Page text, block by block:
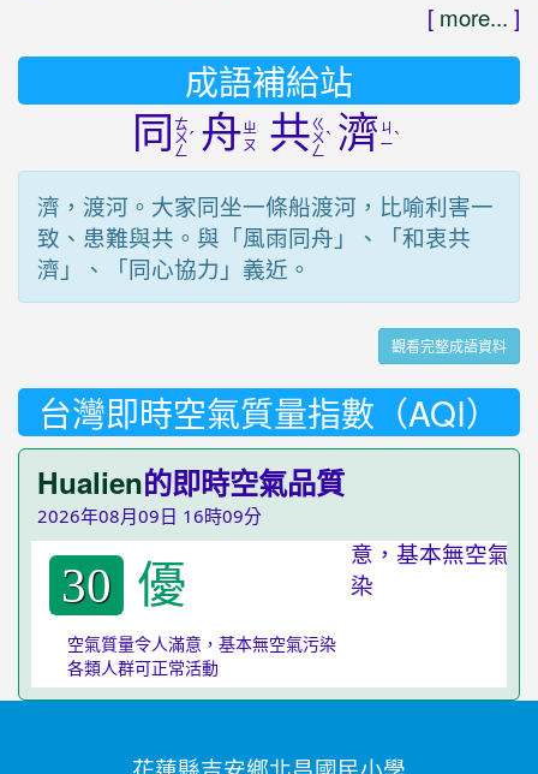
[ more... ]
成語補給站
同 ㄊ
ㄨ
ㄥ
ˊ 舟ㄓ
ㄡ
共ㄍ
ㄨ
ㄥ
ˋ 濟 ㄐ
ㄧˋ
濟，渡河。大家同坐一條船渡河，比喻利害一
致、患難與共。與「風雨同舟」、「和衷共
濟」、「同心協力」義近。
觀看完整成語資料
台灣即時空氣質量指數（AQI）
Hualien的即時空氣品質
2026年08月09日 16時09分
30 優
空氣質量令人滿意，基本無空氣污染
各類人群可正常活動